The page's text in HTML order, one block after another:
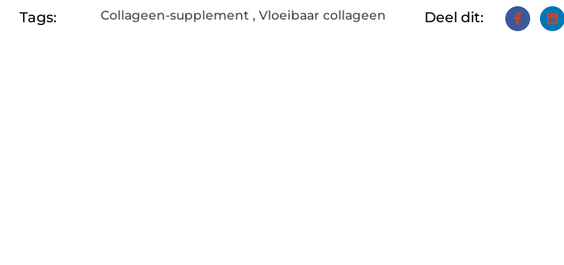
Tags: Collageen-supplement , Vloeibaar collageen Deel dit: